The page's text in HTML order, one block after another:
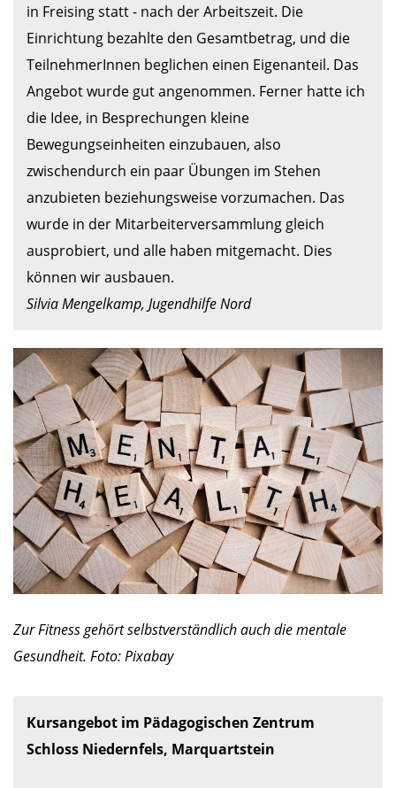
in Freising statt - nach der Arbeitszeit. Die
Einrichtung bezahlte den Gesamtbetrag, und die
TeilnehmerInnen beglichen einen Eigenanteil. Das
Angebot wurde gut angenommen. Ferner hatte ich
die Idee, in Besprechungen kleine
Bewegungseinheiten einzubauen, also
zwischendurch ein paar Übungen im Stehen
anzubieten beziehungsweise vorzumachen. Das
wurde in der Mitarbeiterversammlung gleich
ausprobiert, und alle haben mitgemacht. Dies
Silvia Mengelkamp, Jugendhilfe Nord
Zur Fitness gehört selbstverständlich auch die mentale
Gesundheit. Foto: Pixabay
Kursangebot im Pädagogischen Zentrum
Schloss Niedernfels, Marquartstein